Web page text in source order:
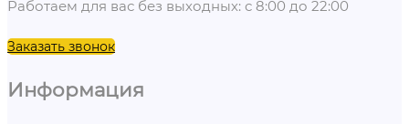
Работаем для вас без выходных: с 8:00 до 22:00
Заказать звонок
Информация